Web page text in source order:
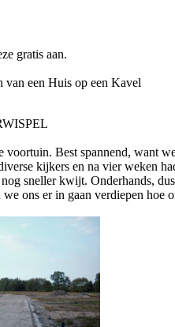
gratis aan.
van een Huis op een Kavel
voortuin. Best spannend, want
kijkers en na vier weken
sneller kwijt. Onderhands,
ons er in gaan verdiepen hoe